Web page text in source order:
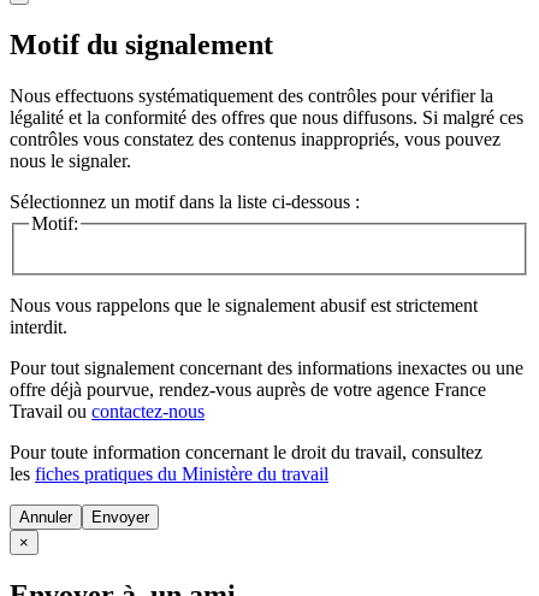
Motif du signalement
Nous effectuons systématiquement des contrôles pour vérifier la
légalité et la conformité des offres que nous diffusons. Si malgré ces
contrôles vous constatez des contenus inappropriés, vous pouvez
nous le signaler.
Sélectionnez un motif dans la liste ci-dessous :
Motif:
Nous vous rappelons que le signalement abusif est strictement
interdit.
Pour tout signalement concernant des informations inexactes ou une
offre déjà pourvue, rendez-vous auprès de votre agence France
Travail ou contactez-nous
Pour toute information concernant le droit du travail, consultez
les fiches pratiques du Ministère du travail
Annuler
×